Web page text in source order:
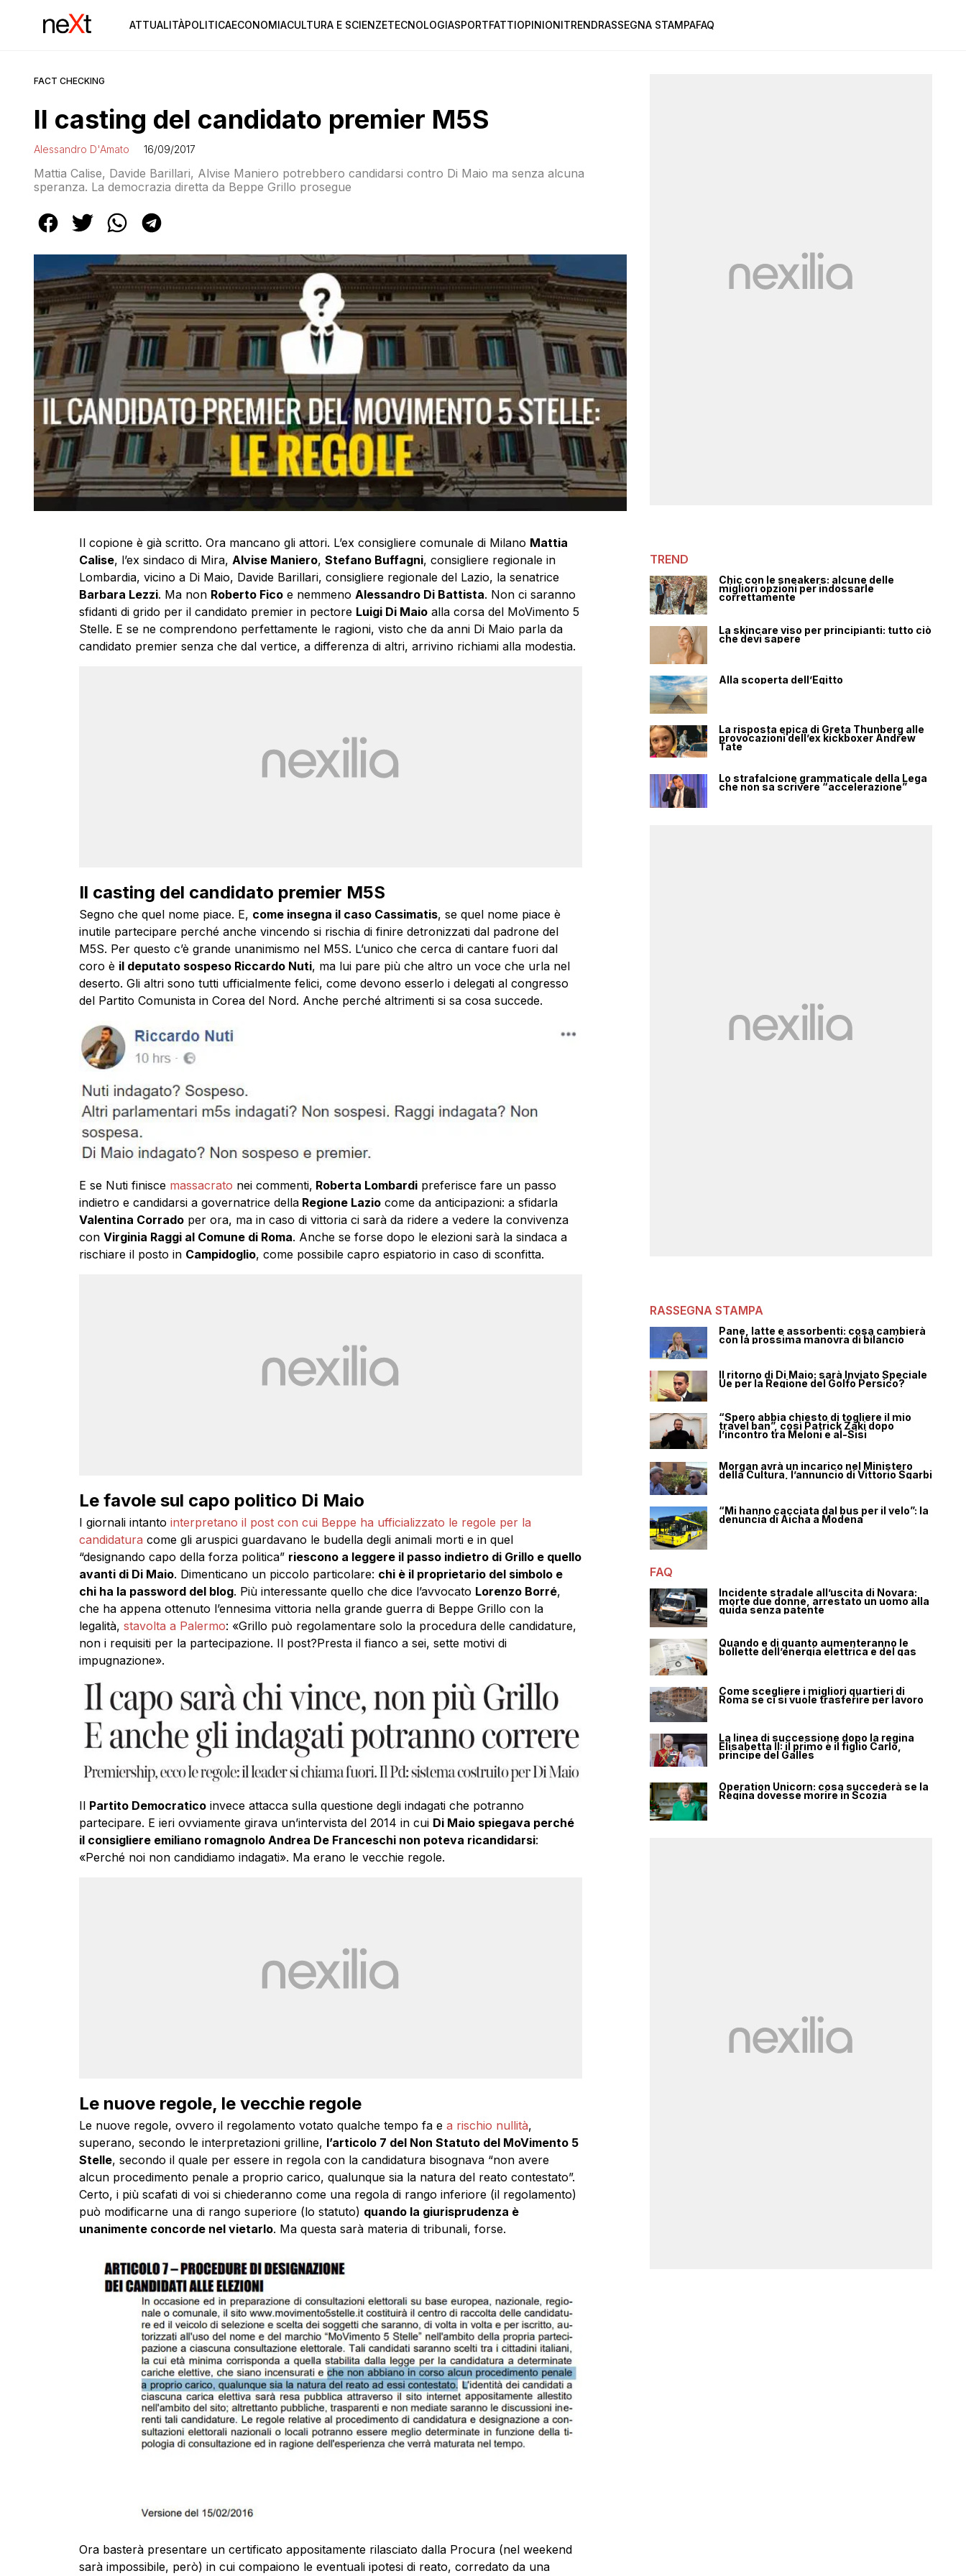
ATTUALITÀPOLITICAECONOMIACULTURA E SCIENZETECNOLOGIASPORTFATTIOPINIONITRENDRASSEGNA STAMPAFAQ
FACT CHECKING
Il casting del candidato premier M5S
Alessandro D'Amato 16/09/2017
Mattia Calise, Davide Barillari, Alvise Maniero potrebbero candidarsi contro Di Maio ma senza alcuna
speranza. La democrazia diretta da Beppe Grillo prosegue
Il copione è già scritto. Ora mancano gli attori. L’ex consigliere comunale di Milano Mattia
Calise, l’ex sindaco di Mira, Alvise Maniero, Stefano Buffagni, consigliere regionale in
Lombardia, vicino a Di Maio, Davide Barillari, consigliere regionale del Lazio, la senatrice
Barbara Lezzi. Ma non Roberto Ficoe nemmeno Alessandro Di Battista. Non ci saranno
sfidanti di grido per il candidato premier in pectore Luigi Di Maioalla corsa del MoVimento 5
Stelle. E se ne comprendono perfettamente le ragioni, visto che da anni Di Maio parla da
candidato premier senza che dal vertice, a differenza di altri, arrivino richiami alla modestia.
Il casting del candidato premier M5S
Segno che quel nome piace. E, come insegna il caso Cassimatis, se quel nome piace è
inutile partecipare perché anche vincendo si rischia di finire detronizzati dal padrone del
M5S. Per questo c’è grande unanimismo nel M5S. L’unico che cerca di cantare fuori dal
coro è il deputato sospeso Riccardo Nuti, ma lui pare più che altro un voce che urla nel
deserto. Gli altri sono tutti ufficialmente felici, come devono esserlo i delegati al congresso
del Partito Comunista in Corea del Nord. Anche perché altrimenti si sa cosa succede.
E se Nuti finisce massacrato nei commenti, Roberta Lombardipreferisce fare un passo
indietro e candidarsi a governatrice dellaRegione Laziocome da anticipazioni: a sfidarla
Valentina Corradoper ora, ma in caso di vittoria ci sarà da ridere a vedere la convivenza
con Virginia Raggi al Comune di Roma. Anche se forse dopo le elezioni sarà la sindaca a
rischiare il posto in Campidoglio, come possibile capro espiatorio in caso di sconfitta.
Le favole sul capo politico Di Maio
I giornali intanto interpretano il post con cui Beppe ha ufficializzato le regole per la
candidatura come gli aruspici guardavano le budella degli animali morti e in quel
“designando capo della forza politica” riescono a leggere il passo indietro di Grillo e quello
avanti di Di Maio. Dimenticano un piccolo particolare: chi è il proprietario del simbolo e
chi ha la password del blog. Più interessante quello che dice l’avvocato Lorenzo Borré,
che ha appena ottenuto l’ennesima vittoria nella grande guerra di Beppe Grillo con la
legalità, stavolta a Palermo: «Grillo può regolamentare solo la procedura delle candidature,
non i requisiti per la partecipazione. Il post?Presta il fianco a sei, sette motivi di
impugnazione».
Il Partito Democraticoinvece attacca sulla questione degli indagati che potranno
partecipare. E ieri ovviamente girava un’intervista del 2014 in cui Di Maio spiegava perché
il consigliere emiliano romagnolo Andrea De Franceschi non poteva ricandidarsi:
«Perché noi non candidiamo indagati». Ma erano le vecchie regole.
Le nuove regole, le vecchie regole
Le nuove regole, ovvero il regolamento votato qualche tempo fa e a rischio nullità,
superano, secondo le interpretazioni grilline, l’articolo 7 del Non Statuto del MoVimento 5
Stelle, secondo il quale per essere in regola con la candidatura bisognava “non avere
alcun procedimento penale a proprio carico, qualunque sia la natura del reato contestato”.
Certo, i più scafati di voi si chiederanno come una regola di rango inferiore (il regolamento)
può modificarne una di rango superiore (lo statuto) quando la giurisprudenza è
unanimente concorde nel vietarlo. Ma questa sarà materia di tribunali, forse.
Ora basterà presentare un certificato appositamente rilasciato dalla Procura (nel weekend
sarà impossibile, però) in cui compaiono le eventuali ipotesi di reato, corredato da una
TREND
Chic con le sneakers: alcune delle
migliori opzioni per indossarle
correttamente
La skincare viso per principianti: tutto ciò
che devi sapere
Alla scoperta dell’Egitto
La risposta epica di Greta Thunberg alle
provocazioni dell’ex kickboxer Andrew
Tate
Lo strafalcione grammaticale della Lega
che non sa scrivere “accelerazione”
RASSEGNA STAMPA
Pane, latte e assorbenti: cosa cambierà
con la prossima manovra di bilancio
Il ritorno di Di Maio: sarà Inviato Speciale
Ue per la Regione del Golfo Persico?
“Spero abbia chiesto di togliere il mio
travel ban”, così Patrick Zaki dopo
l’incontro tra Meloni e al-Sisi
Morgan avrà un incarico nel Ministero
della Cultura, l’annuncio di Vittorio Sgarbi
“Mi hanno cacciata dal bus per il velo”: la
denuncia di Aicha a Modena
FAQ
Incidente stradale all’uscita di Novara:
morte due donne, arrestato un uomo alla
guida senza patente
Quando e di quanto aumenteranno le
bollette dell’energia elettrica e del gas
Come scegliere i migliori quartieri di
Roma se ci si vuole trasferire per lavoro
La linea di successione dopo la regina
Elisabetta II: il primo è il figlio Carlo,
principe del Galles
Operation Unicorn: cosa succederà se la
Regina dovesse morire in Scozia